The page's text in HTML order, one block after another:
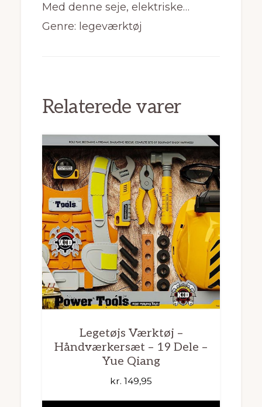
Med denne seje, elektriske…
Genre: legeværktøj
Relaterede varer
Legetøjs Værktøj –
Håndværkersæt – 19 Dele –
Yue Qiang
kr. 149,95